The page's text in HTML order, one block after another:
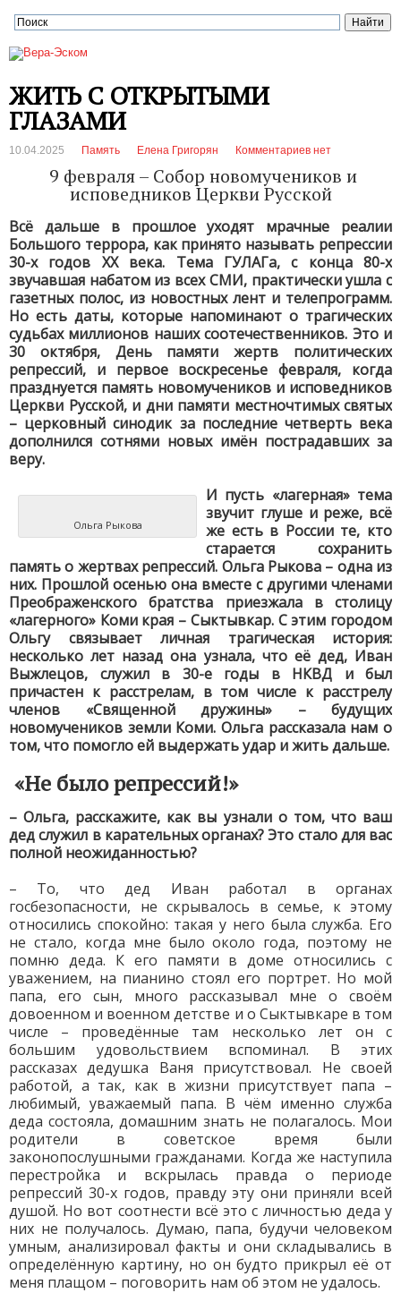
ЖИТЬ С ОТКРЫТЫМИ
ГЛАЗАМИ
10.04.2025 Память Елена Григорян Комментариев нет
9 февраля – Собор новомучеников и
исповедников Церкви Русской
Всё дальше в прошлое уходят мрачные реалии
Большого террора, как принято называть репрессии
30-х годов XX века. Тема ГУЛАГа, с конца 80-х
звучавшая набатом из всех СМИ, практически ушла с
газетных полос, из новостных лент и телепрограмм.
Но есть даты, которые напоминают о трагических
судьбах миллионов наших соотечественников. Это и
30 октября, День памяти жертв политических
репрессий, и первое воскресенье февраля, когда
празднуется память новомучеников и исповедников
Церкви Русской, и дни памяти местночтимых святых
– церковный синодик за последние четверть века
дополнился сотнями новых имён пострадавших за
веру.
Ольга Рыкова
И пусть «лагерная» тема
звучит глуше и реже, всё
же есть в России те, кто
старается сохранить
память о жертвах репрессий. Ольга Рыкова – одна из
них. Прошлой осенью она вместе с другими членами
Преображенского братства приезжала в столицу
«лагерного» Коми края – Сыктывкар. С этим городом
Ольгу связывает личная трагическая история:
несколько лет назад она узнала, что её дед, Иван
Выжлецов, служил в 30-е годы в НКВД и был
причастен к расстрелам, в том числе к расстрелу
членов «Священной дружины» – будущих
новомучеников земли Коми. Ольга рассказала нам о
том, что помогло ей выдержать удар и жить дальше.
«Не было репрессий!»
– Ольга, расскажите, как вы узнали о том, что ваш
дед служил в карательных органах? Это стало для вас
полной неожиданностью?
– То, что дед Иван работал в органах
госбезопасности, не скрывалось в семье, к этому
относились спокойно: такая у него была служба. Его
не стало, когда мне было около года, поэтому не
помню деда. К его памяти в доме относились с
уважением, на пианино стоял его портрет. Но мой
папа, его сын, много рассказывал мне о своём
довоенном и военном детстве и о Сыктывкаре в том
числе – проведённые там несколько лет он с
большим удовольствием вспоминал. В этих
рассказах дедушка Ваня присутствовал. Не своей
работой, а так, как в жизни присутствует папа –
любимый, уважаемый папа. В чём именно служба
деда состояла, домашним знать не полагалось. Мои
родители в советское время были
законопослушными гражданами. Когда же наступила
перестройка и вскрылась правда о периоде
репрессий 30-х годов, правду эту они приняли всей
душой. Но вот соотнести всё это с личностью деда у
них не получалось. Думаю, папа, будучи человеком
умным, анализировал факты и они складывались в
определённую картину, но он будто прикрыл её от
меня плащом – поговорить нам об этом не удалось.